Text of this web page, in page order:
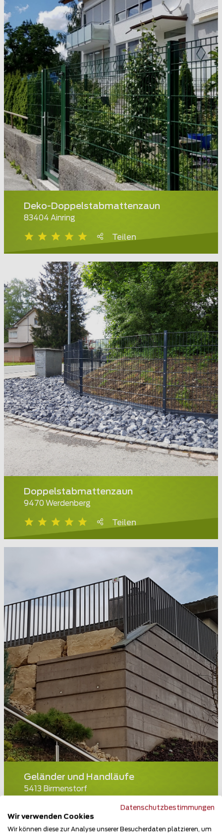
Deko-Doppelstabmattenzaun
83404 Ainring
Teilen
Doppelstabmattenzaun
9470 Werdenberg
Teilen
Geländer und Handläufe
5413 Birmenstorf
Teilen
Datenschutzbestimmungen
Wir verwenden Cookies
Wir können diese zur Analyse unserer Besucherdaten platzieren, um